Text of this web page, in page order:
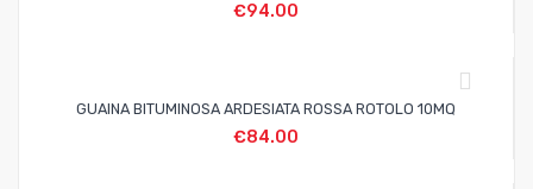
€94.00
GUAINA BITUMINOSA ARDESIATA ROSSA ROTOLO 10MQ
€84.00